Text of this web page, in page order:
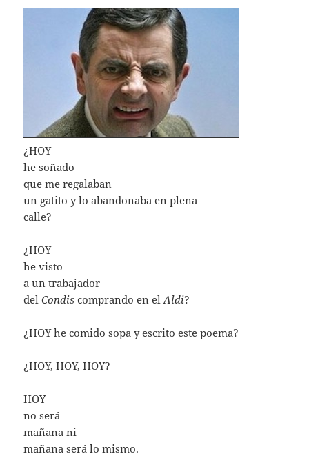
¿HOY
he soñado
que me regalaban
un gatito y lo abandonaba en plena
calle?
¿HOY
he visto
a un trabajador
delCondis comprando en elAldi?
¿HOY he comido sopa y escrito este poema?
¿HOY, HOY, HOY?
HOY
no será
mañana ni
mañana será lo mismo.